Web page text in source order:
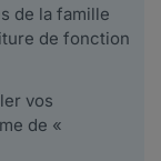
de la famille
de fonction
vos
de «